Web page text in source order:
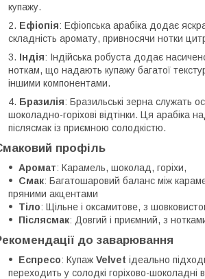
купажу.
Ефіопія: Ефіопська арабіка додає
складність аромату, привносячи нотки
Індія: Індійська робуста додає
ноткам, що надають купажу багатої
іншими компонентами.
Бразилія: Бразильські зерна служать
шоколадно-горіхові відтінки. Ця арабіка
післясмак із приємною солодкістю.
профіль
Аромат: Карамель, шоколад, горіхи,
Смак: Багатошаровий баланс між
пряними акцентами
Тіло: Щільне і оксамитове, з
Післясмак: Довгий і приємний, з
до заварювання
Еспресо: Купаж Velvet ідеально
переходить у солодкі горіхово-шоколадні